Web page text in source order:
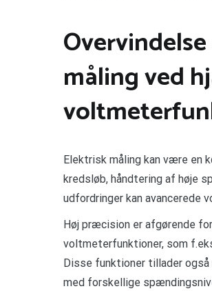
måling ved
Elektrisk måling kan være en
kredsløb, håndtering af høje
udfordringer kan
Høj præcision er afgørende
voltmeterfunktioner, som
Disse funktioner tillader
med forskellige